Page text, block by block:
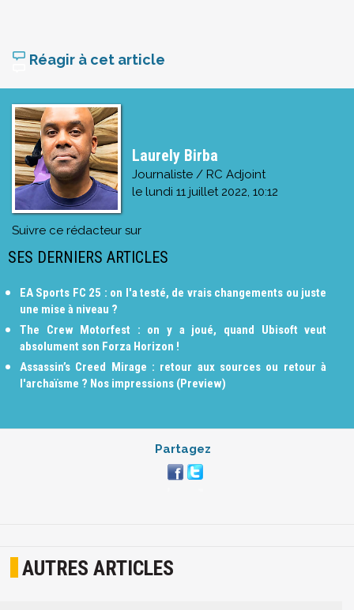
Réagir à cet article
Laurely Birba
Journaliste / RC Adjoint
le lundi 11 juillet 2022, 10:12
Suivre ce rédacteur sur
SES DERNIERS ARTICLES
EA Sports FC 25 : on l'a testé, de vrais changements ou juste
une mise à niveau ?
The Crew Motorfest : on y a joué, quand Ubisoft veut
absolument son Forza Horizon !
Assassin’s Creed Mirage : retour aux sources ou retour à
l'archaïsme ? Nos impressions (Preview)
Partagez
AUTRES ARTICLES